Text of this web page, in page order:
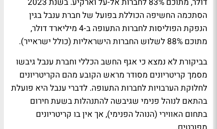
הסתכמה החשיפה הכוללת בפועל של חברת ענבל בגין
הנפקת הפוליסות לחברות התעופה ב-4 מיליארד דולר,
מתוכם 88% לשלוש החברות הישראליות (כולל ישראייר).
בביקורת לא נמצא כי אגף החשב הכללי וחברת ענבל גיבשו
מסמך קריטריונים מסודר מראש הקובע מהם הקריטריונים
לחלוקת הערבויות לחברות התעופה. לדברי ענבל היא פועלת
בהתאם לנוהל פנימי שגיבשה להתנהלות בשעת חירום
בתחום האווירי (הנוהל הפנימי), אך אין בו קריטריונים